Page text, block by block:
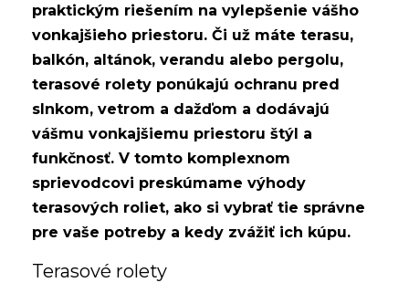
praktickým riešením na vylepšenie vášho
vonkajšieho priestoru. Či už máte terasu,
balkón, altánok, verandu alebo pergolu,
terasové rolety ponúkajú ochranu pred
slnkom, vetrom a dažďom a dodávajú
vášmu vonkajšiemu priestoru štýl a
funkčnosť. V tomto komplexnom
sprievodcovi preskúmame výhody
terasových roliet, ako si vybrať tie správne
pre vaše potreby a kedy zvážiť ich kúpu.
Terasové rolety